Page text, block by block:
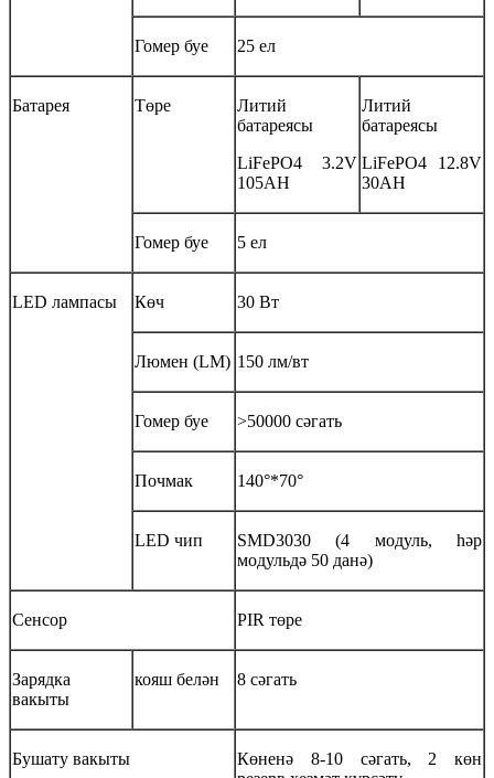
Гомер буе 25 ел
Батарея Төре
Литий
батареясы
LiFePO4 3.2V
105AH
Литий
батареясы
LiFePO4 12.8V
30AH
Гомер буе 5 ел
LED лампасы Көч 30 Вт
Люмен (LM) 150 лм/вт
Гомер буе >50000 сәгать
Почмак 140°*70°
LED чип
SMD3030 (4 модуль, һәр
модульдә 50 данә)
Сенсор PIR төре
Зарядка
вакыты
кояш белән 8 сәгать
Бушату вакыты
Көненә 8-10 сәгать, 2 көн